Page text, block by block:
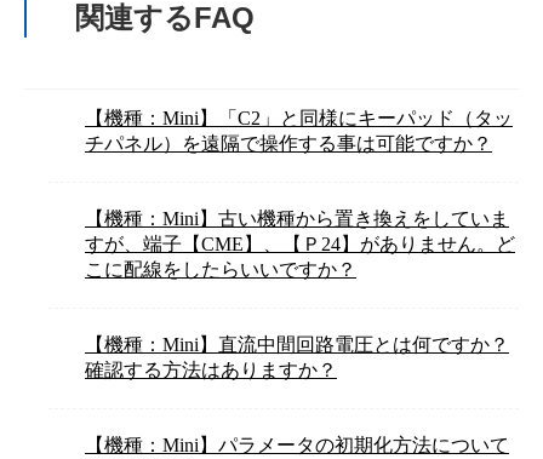
関連するFAQ
【機種：Mini】「C2」と同様にキーパッド（タッ
チパネル）を遠隔で操作する事は可能ですか？
【機種：Mini】古い機種から置き換えをしていま
すが、端子【CME】、【Ｐ24】がありません。ど
こに配線をしたらいいですか？
【機種：Mini】直流中間回路電圧とは何ですか？
確認する方法はありますか？
【機種：Mini】パラメータの初期化方法について